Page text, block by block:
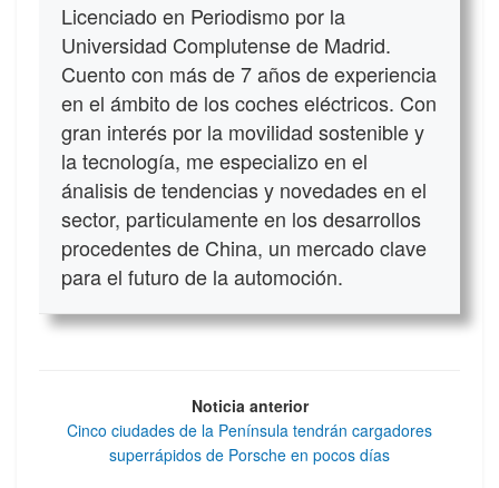
Licenciado en Periodismo por la
Universidad Complutense de Madrid.
Cuento con más de 7 años de experiencia
en el ámbito de los coches eléctricos. Con
gran interés por la movilidad sostenible y
la tecnología, me especializo en el
ánalisis de tendencias y novedades en el
sector, particulamente en los desarrollos
procedentes de China, un mercado clave
para el futuro de la automoción.
Noticia anterior
Cinco ciudades de la Península tendrán cargadores
superrápidos de Porsche en pocos días